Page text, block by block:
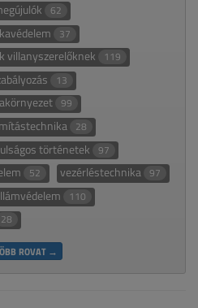
62
37
villanyszerelőknek 119
13
99
28
történetek 97
52 vezérléstechnika 97
110
28
ROVAT →